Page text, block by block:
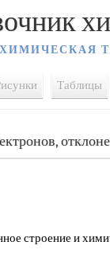
Таблицы
строение и